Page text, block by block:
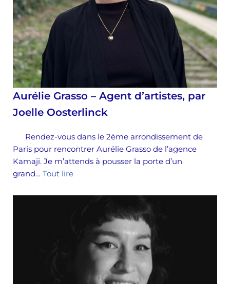
Aurélie Grasso – Agent d’artistes, par
Joelle Oosterlinck
Rendez-vous dans le 2ème arrondissement de
Paris pour rencontrer Aurélie Grasso de l’agence
Kamaji. Je m’attends à pousser la porte d’un
grand… Tout lire